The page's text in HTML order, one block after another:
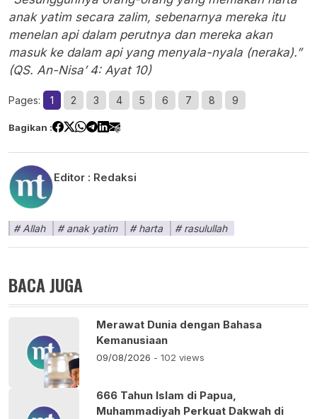
anak yatim secara zalim, sebenarnya mereka itu
menelan api dalam perutnya dan mereka akan
masuk ke dalam api yang menyala-nyala (neraka).”
(QS. An-Nisa’ 4: Ayat 10)
Pages: 1 2 3 4 5 6 7 8 9
Bagikan :
Editor : Redaksi
Allah anak yatim harta rasulullah
BACA JUGA
Merawat Dunia dengan Bahasa
Kemanusiaan
09/08/2026 - 102 views
666 Tahun Islam di Papua,
Muhammadiyah Perkuat Dakwah di